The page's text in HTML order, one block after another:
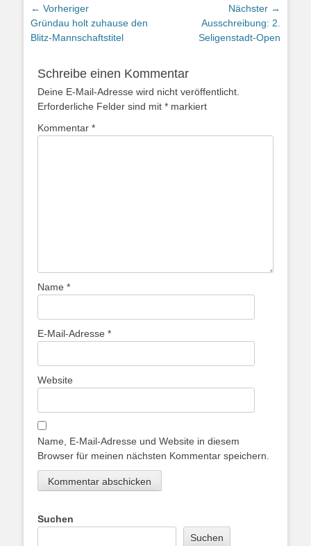
Beitragsnavigation
← Vorheriger
Vorheriger
Beitrag:
Gründau holt zuhause den
Blitz-Mannschaftstitel
Nächster →
Ausschreibung: 2.
Seligenstadt-Open
Schreibe einen Kommentar
Deine E-Mail-Adresse wird nicht veröffentlicht.
Erforderliche Felder sind mit * markiert
Kommentar *
Name *
E-Mail-Adresse *
Website
Name, E-Mail-Adresse und Website in diesem
Browser für meinen nächsten Kommentar speichern.
Suchen
Suchen